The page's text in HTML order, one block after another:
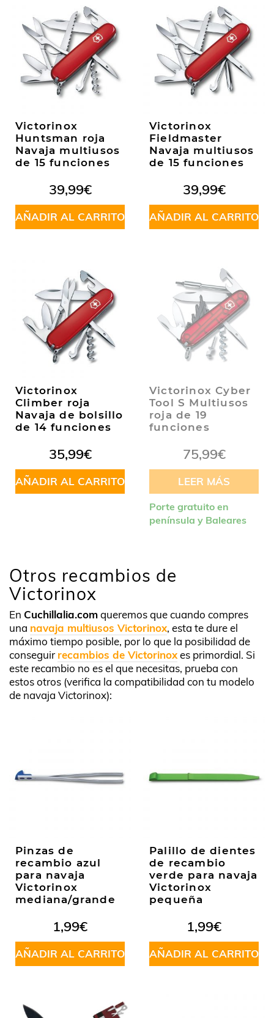
Victorinox
Huntsman roja
Navaja multiusos
de 15 funciones
39,99€
AÑADIR AL CARRITO
Victorinox
Fieldmaster
Navaja multiusos
de 15 funciones
39,99€
AÑADIR AL CARRITO
Victorinox
Climber roja
Navaja de bolsillo
de 14 funciones
35,99€
AÑADIR AL CARRITO
Victorinox Cyber
Tool S Multiusos
roja de 19
funciones
75,99€
LEER MÁS
Porte gratuito en
península y Baleares
Otros recambios de
Victorinox
En Cuchillalia.comqueremos que cuando compres
una navaja multiusos Victorinox, esta te dure el
máximo tiempo posible, por lo que la posibilidad de
conseguir recambios de Victorinoxes primordial. Si
este recambio no es el que necesitas, prueba con
estos otros (verifica la compatibilidad con tu modelo
de navaja Victorinox):
Pinzas de
recambio azul
para navaja
Victorinox
mediana/grande
1,99€
AÑADIR AL CARRITO
Palillo de dientes
de recambio
verde para navaja
Victorinox
pequeña
1,99€
AÑADIR AL CARRITO